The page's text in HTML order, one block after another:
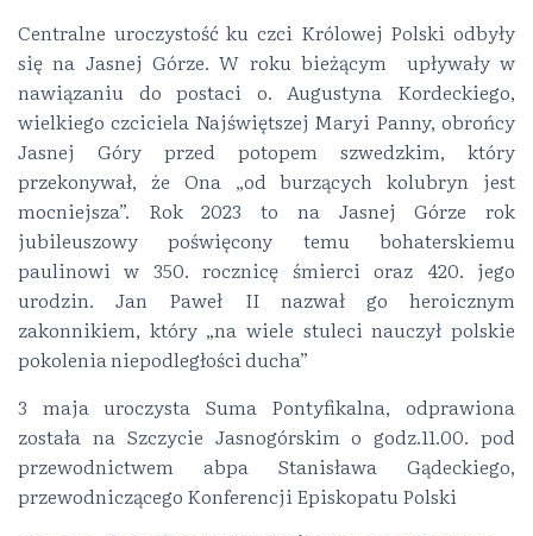
Centralne uroczystość ku czci Królowej Polski odbyły
się na Jasnej Górze. W roku bieżącym upływały w
nawiązaniu do postaci o. Augustyna Kordeckiego,
wielkiego czciciela Najświętszej Maryi Panny, obrońcy
Jasnej Góry przed potopem szwedzkim, który
przekonywał, że Ona „od burzących kolubryn jest
mocniejsza”. Rok 2023 to na Jasnej Górze rok
jubileuszowy poświęcony temu bohaterskiemu
paulinowi w 350. rocznicę śmierci oraz 420. jego
urodzin. Jan Paweł II nazwał go heroicznym
zakonnikiem, który „na wiele stuleci nauczył polskie
pokolenia niepodległości ducha”
3 maja uroczysta Suma Pontyfikalna, odprawiona
została na Szczycie Jasnogórskim o godz.11.00. pod
przewodnictwem abpa Stanisława Gądeckiego,
przewodniczącego Konferencji Episkopatu Polski